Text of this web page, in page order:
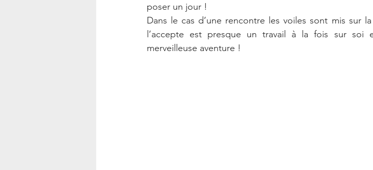
poser un jour !
Dans le cas d’une rencontre les voiles sont mis sur
l’accepte est presque un travail à la fois sur
merveilleuse aventure !